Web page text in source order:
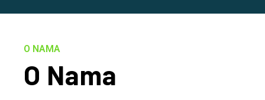
O NAMA
O Nama